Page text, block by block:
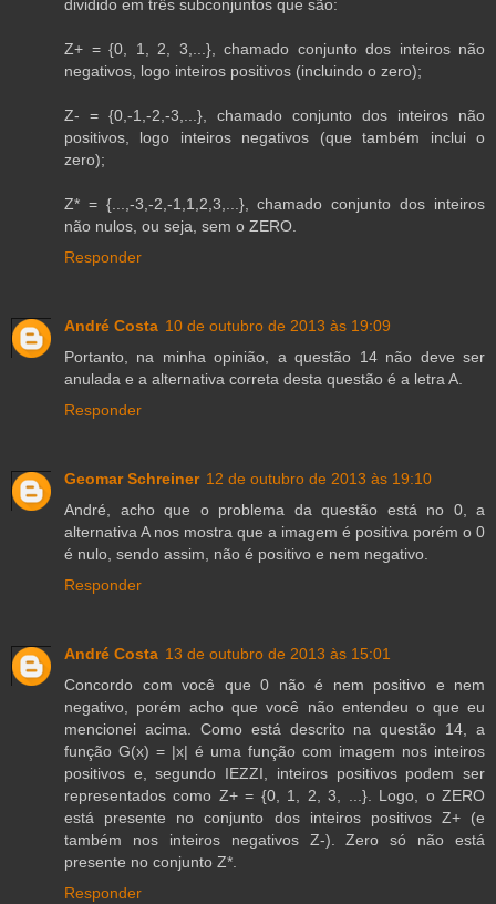
dividido em três subconjuntos que são:
Z+ = {0, 1, 2, 3,...}, chamado conjunto dos inteiros não
negativos, logo inteiros positivos (incluindo o zero);
Z- = {0,-1,-2,-3,...}, chamado conjunto dos inteiros não
positivos, logo inteiros negativos (que também inclui o
zero);
Z* = {...,-3,-2,-1,1,2,3,...}, chamado conjunto dos inteiros
não nulos, ou seja, sem o ZERO.
Responder
André Costa 10 de outubro de 2013 às 19:09
Portanto, na minha opinião, a questão 14 não deve ser
anulada e a alternativa correta desta questão é a letra A.
Responder
Geomar Schreiner 12 de outubro de 2013 às 19:10
André, acho que o problema da questão está no 0, a
alternativa A nos mostra que a imagem é positiva porém o 0
é nulo, sendo assim, não é positivo e nem negativo.
Responder
André Costa 13 de outubro de 2013 às 15:01
Concordo com você que 0 não é nem positivo e nem
negativo, porém acho que você não entendeu o que eu
mencionei acima. Como está descrito na questão 14, a
função G(x) = |x| é uma função com imagem nos inteiros
positivos e, segundo IEZZI, inteiros positivos podem ser
representados como Z+ = {0, 1, 2, 3, ...}. Logo, o ZERO
está presente no conjunto dos inteiros positivos Z+ (e
também nos inteiros negativos Z-). Zero só não está
presente no conjunto Z*.
Responder